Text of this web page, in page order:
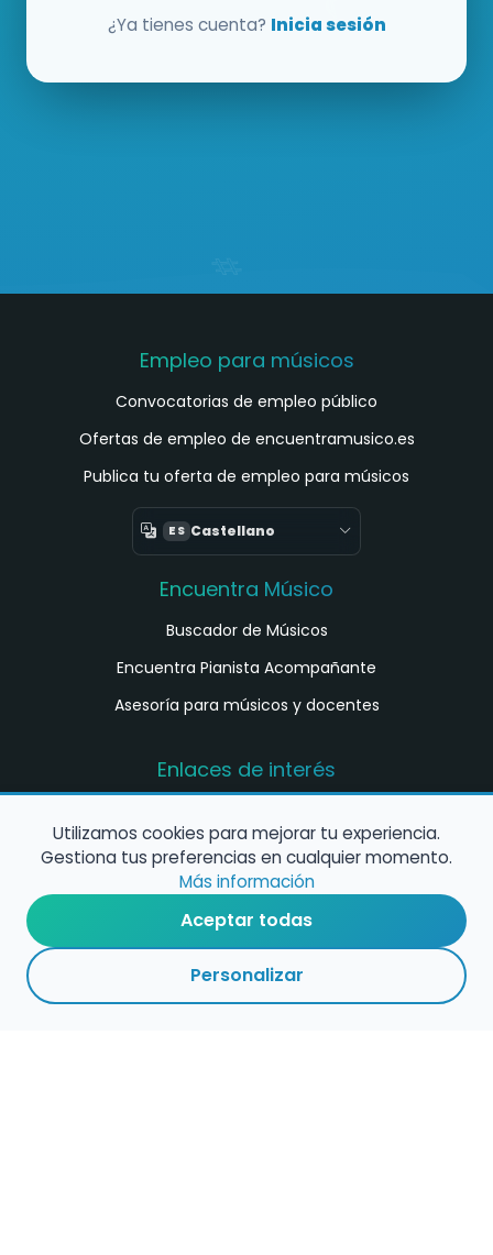
¿Ya tienes cuenta? Inicia sesión
Empleo para músicos
Convocatorias de empleo público
Ofertas de empleo de encuentramusico.es
Publica tu oferta de empleo para músicos
ES Castellano
Encuentra Músico
Buscador de Músicos
Encuentra Pianista Acompañante
Asesoría para músicos y docentes
Enlaces de interés
música en España
Configura alertas de empleo
Contacta con nosotros
Utilizamos cookies para mejorar tu experiencia.
Gestiona tus preferencias en cualquier momento.
Más información
Aceptar todas
Personalizar